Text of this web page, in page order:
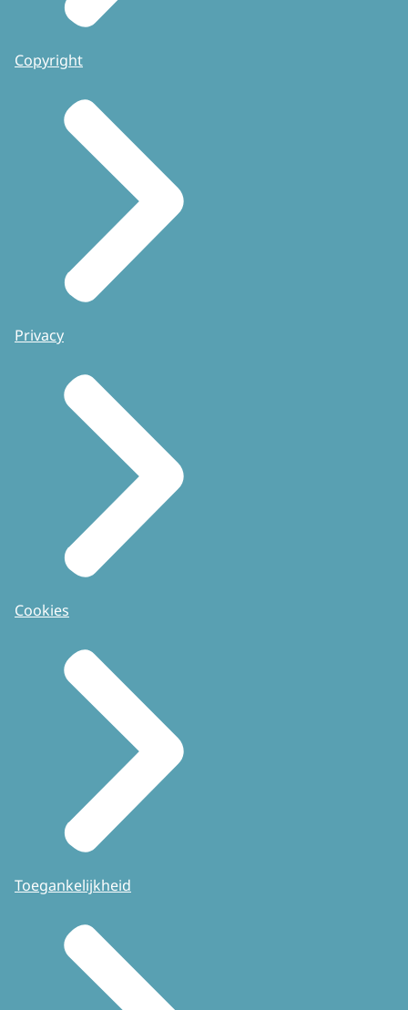
Copyright
Privacy
Cookies
Toegankelijkheid